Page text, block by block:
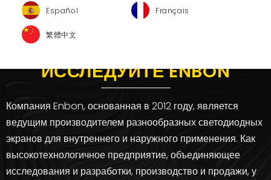
Español Français
繁體中文
ИССЛЕДУЙТЕ ENBON
Компания Enbon, основанная в 2012 году, является
ведущим производителем разнообразных светодиодных
экранов для внутреннего и наружного применения. Как
высокотехнологичное предприятие, объединяющее
исследования и разработки, производство и продажи, у